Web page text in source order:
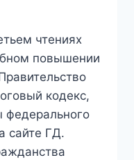
чтениях
повышении
кодекс,
федерального
сайте ГД.